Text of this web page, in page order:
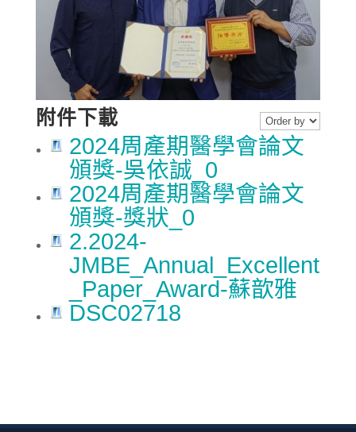
附件下載
2024周產期醫學會論文
頒獎-吳依誠_0
2024周產期醫學會論文
頒獎-獎狀_0
2.2024-
JMBE_Annual_Excellent
_Paper_Award-蘇歆雅
DSC02718